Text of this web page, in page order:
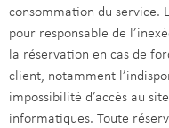
consommation du service.
pour responsable de
la réservation en cas de
client, notamment
impossibilité d’accès au
informatiques. Toute